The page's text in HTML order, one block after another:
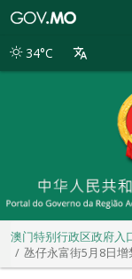
别
34°C
澳门特别行政区政府入
氹仔永富街5月8日